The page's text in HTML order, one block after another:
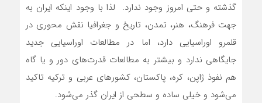
گذشته و حتی امروز وجود ندارد. لذا با وجود اینکه ایران به
جهت فرهنگ، هنر، تمدن، تاریخ و جغرافیا نقش محوری در
قلمرو اوراسیایی دارد، اما در مطالعات اوراسیایی جدید
جایگاهی ندارد و بیشتر به مطالعات قدرت‌های دور و یا گاه
هم نفوذ ژاپن، کره، پاکستان، کشورهای عربی و ترکیه تاکید
می‌شود و خیلی ساده و سطحی از ایران گذر می‌شود.